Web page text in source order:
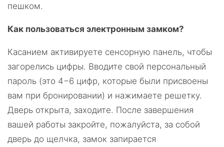
пешком.
Как пользоваться электронным замком?
Касанием активируете сенсорную панель, чтобы
загорелись цифры. Вводите свой персональный
пароль (это 4−6 цифр, которые были присвоены
вам при бронировании) и нажимаете решетку.
Дверь открыта, заходите. После завершения
вашей работы закройте, пожалуйста, за собой
дверь до щелчка, замок запирается